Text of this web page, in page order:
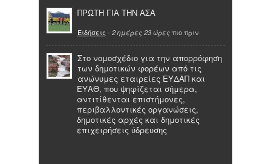
ΠΡΩΤΗ ΓΙΑ ΤΗΝ ΑΣΑ
Ειδήσεις - 2 ημέρες 23 ώρες πιο πριν
Στο νομοσχέδιο για την απορρόφηση
των δημοτικών φορέων από τις
ανώνυμες εταιρείες ΕΥΔΑΠ και
ΕΥΑΘ, που ψηφίζεται σήμερα,
αντιτίθενται επιστήμονες,
περιβαλλοντικές οργανώσεις,
δημοτικές αρχές και δημοτικές
επιχειρήσεις ύδρευσης